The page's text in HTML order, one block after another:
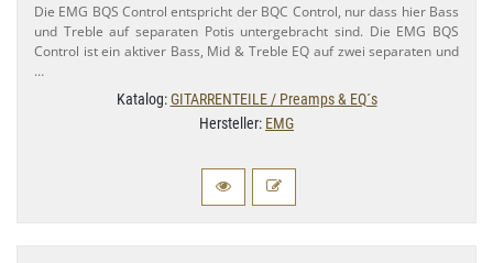
Die EMG BQS Control entspricht der BQC Control, nur dass hier Bass
und Treble auf separaten Potis untergebracht sind. Die EMG BQS
Control ist ein aktiver Bass, Mid & Treble EQ auf zwei separaten und
…
Katalog:GITARRENTEILE / Preamps & EQ´s
Hersteller: EMG